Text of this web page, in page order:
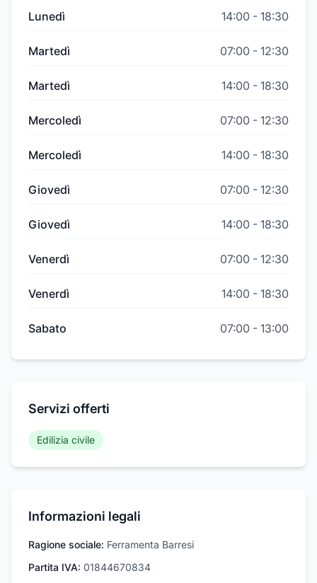
Lunedì 14:00 - 18:30
Martedì 07:00 - 12:30
Martedì 14:00 - 18:30
Mercoledì 07:00 - 12:30
Mercoledì 14:00 - 18:30
Giovedì 07:00 - 12:30
Giovedì 14:00 - 18:30
Venerdì 07:00 - 12:30
Venerdì 14:00 - 18:30
Sabato 07:00 - 13:00
Servizi offerti
Edilizia civile
Informazioni legali
Ragione sociale: Ferramenta Barresi
Partita IVA: 01844670834